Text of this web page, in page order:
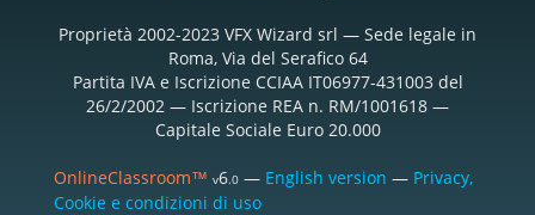
Proprietà 2002-2023 VFX Wizard srl — Sede legale in
Roma, Via del Serafico 64
Partita IVA e Iscrizione CCIAA IT06977-431003 del
26/2/2002 — Iscrizione REA n. RM/1001618 —
Capitale Sociale Euro 20.000
OnlineClassroom™ v6.0— English version — Privacy,
Cookie e condizioni di uso